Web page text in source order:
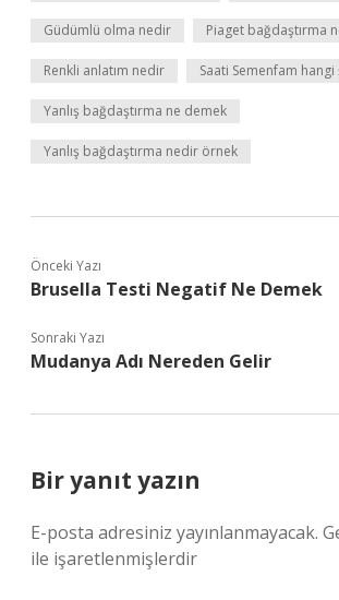
Güdümlü olma nedir Piaget bağdaştırma
Renkli anlatım nedir Saati Semenfam
Yanlış bağdaştırma ne demek
Yanlış bağdaştırma nedir örnek
Önceki Yazı
Brusella Testi Negatif Ne Demek
Sonraki Yazı
Mudanya Adı Nereden Gelir
Bir yanıt yazın
E-posta adresiniz yayınlanmayacak.
ile işaretlenmişlerdir